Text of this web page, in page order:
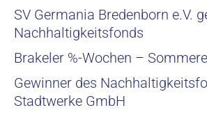
SV Germania Bredenborn e.V.
Nachhaltigkeitsfonds
Brakeler %-Wochen –
Gewinner des
Stadtwerke GmbH